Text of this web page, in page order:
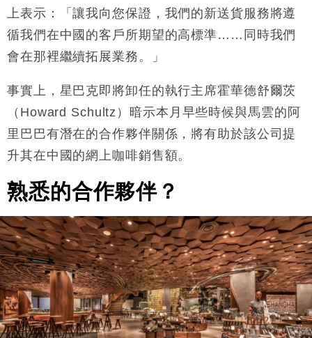
上表示：「讓我向您保證，我們的新送貨服務將遵
循我們在中國的客戶所期望的高標準……同時我們
會在那裡繼續拓展業務。」
事實上，星巴克即將卸任的執行主席霍華德舒爾茨
（Howard Schultz）暗示本月早些時候與馬雲的阿
里巴巴有潛在的合作夥伴關係，將有助於該公司提
升其在中國的網上咖啡銷售額。
熟悉的合作夥伴？